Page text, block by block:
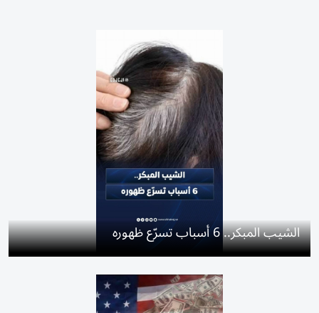
الشيب المبكر.. 6 أسباب تسرّع ظهوره